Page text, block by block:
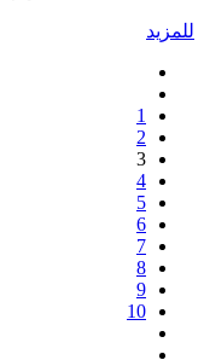
للمزيد
1
2
3
4
5
6
7
8
9
10